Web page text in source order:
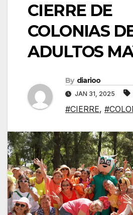
CIERRE DE
COLONIAS
ADULTOS
By diarioo
JAN 31, 2025
#CIERRE,